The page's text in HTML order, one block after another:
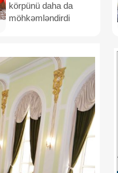
körpünü daha da
möhkəmləndirdi